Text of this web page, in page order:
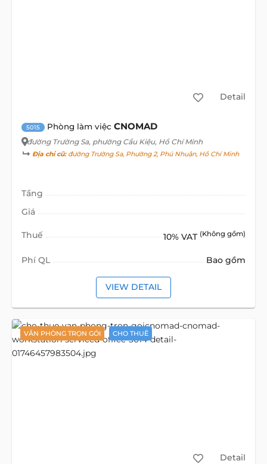
Detail
5015 Phòng làm việc CNOMAD
đường Trường Sa, phường Cầu Kiệu, Hồ Chí Minh
Địa chỉ cũ:đường Trường Sa, Phường 2, Phú Nhuận, Hồ Chí Minh
Tầng
Giá
Thuế 10% VAT (Không gồm)
Phí QL Bao gồm
VIEW DETAIL
VĂN PHÒNG TRỌN GÓI CHO THUÊ
Detail